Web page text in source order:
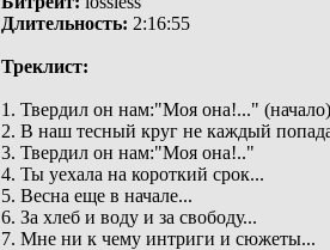
Длительность: 2:16:55
Треклист:
1. Твердил он нам:"Моя она!..." (начало)
2. В наш тесный круг не каждый
3. Твердил он нам:"Моя она!.."
4. Ты уехала на короткий срок...
5. Весна еще в начале...
6. За хлеб и воду и за свободу...
7. Мне ни к чему интриги и сюжеты...